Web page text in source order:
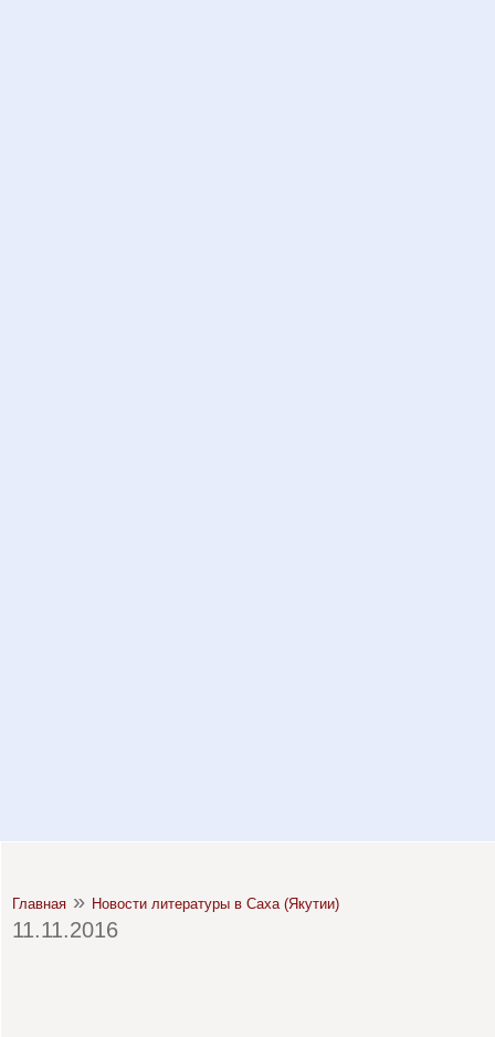
Главная » Новости литературы в Саха (Якутии)
11.11.2016